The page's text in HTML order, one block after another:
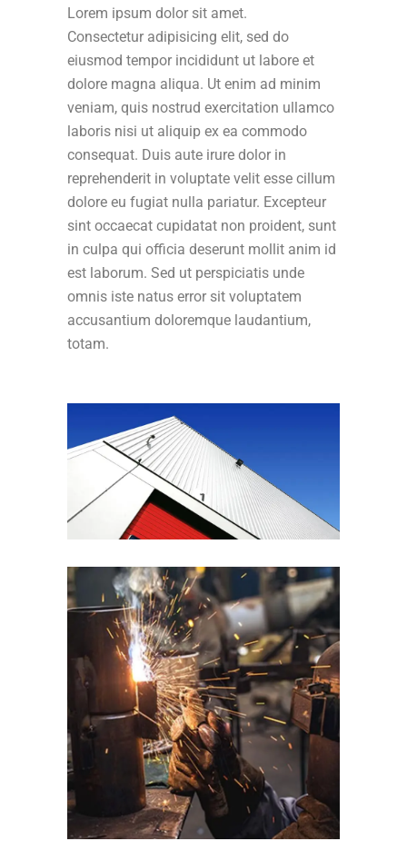
Lorem ipsum dolor sit amet.
Consectetur adipisicing elit, sed do
eiusmod tempor incididunt ut labore et
dolore magna aliqua. Ut enim ad minim
veniam, quis nostrud exercitation ullamco
laboris nisi ut aliquip ex ea commodo
consequat. Duis aute irure dolor in
reprehenderit in voluptate velit esse cillum
dolore eu fugiat nulla pariatur. Excepteur
sint occaecat cupidatat non proident, sunt
in culpa qui officia deserunt mollit anim id
est laborum. Sed ut perspiciatis unde
omnis iste natus error sit voluptatem
accusantium doloremque laudantium,
totam.